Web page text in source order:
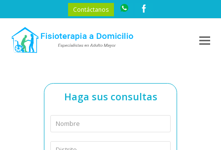
Contáctanos
Haga sus consultas